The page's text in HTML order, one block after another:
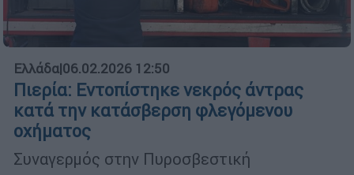
Ελλάδα|06.02.2026 12:50
Πιερία: Εντοπίστηκε νεκρός άντρας
κατά την κατάσβερση φλεγόμενου
οχήματος
Συναγερμός στην Πυροσβεστική